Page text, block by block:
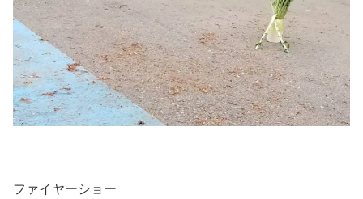
ファイヤーショー